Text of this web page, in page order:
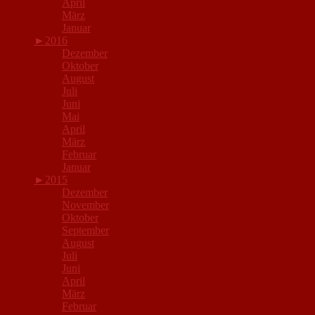
April
März
Januar
► 2016
Dezember
Oktober
August
Juli
Juni
Mai
April
März
Februar
Januar
► 2015
Dezember
November
Oktober
September
August
Juli
Juni
April
März
Februar